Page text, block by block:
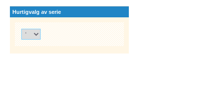
Hurtigvalg av serie